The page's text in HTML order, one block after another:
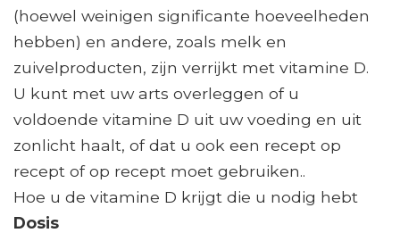
(hoewel weinigen significante hoeveelheden
hebben) en andere, zoals melk en
zuivelproducten, zijn verrijkt met vitamine D.
U kunt met uw arts overleggen of u
voldoende vitamine D uit uw voeding en uit
zonlicht haalt, of dat u ook een recept op
recept of op recept moet gebruiken..
Hoe u de vitamine D krijgt die u nodig hebt
Dosis